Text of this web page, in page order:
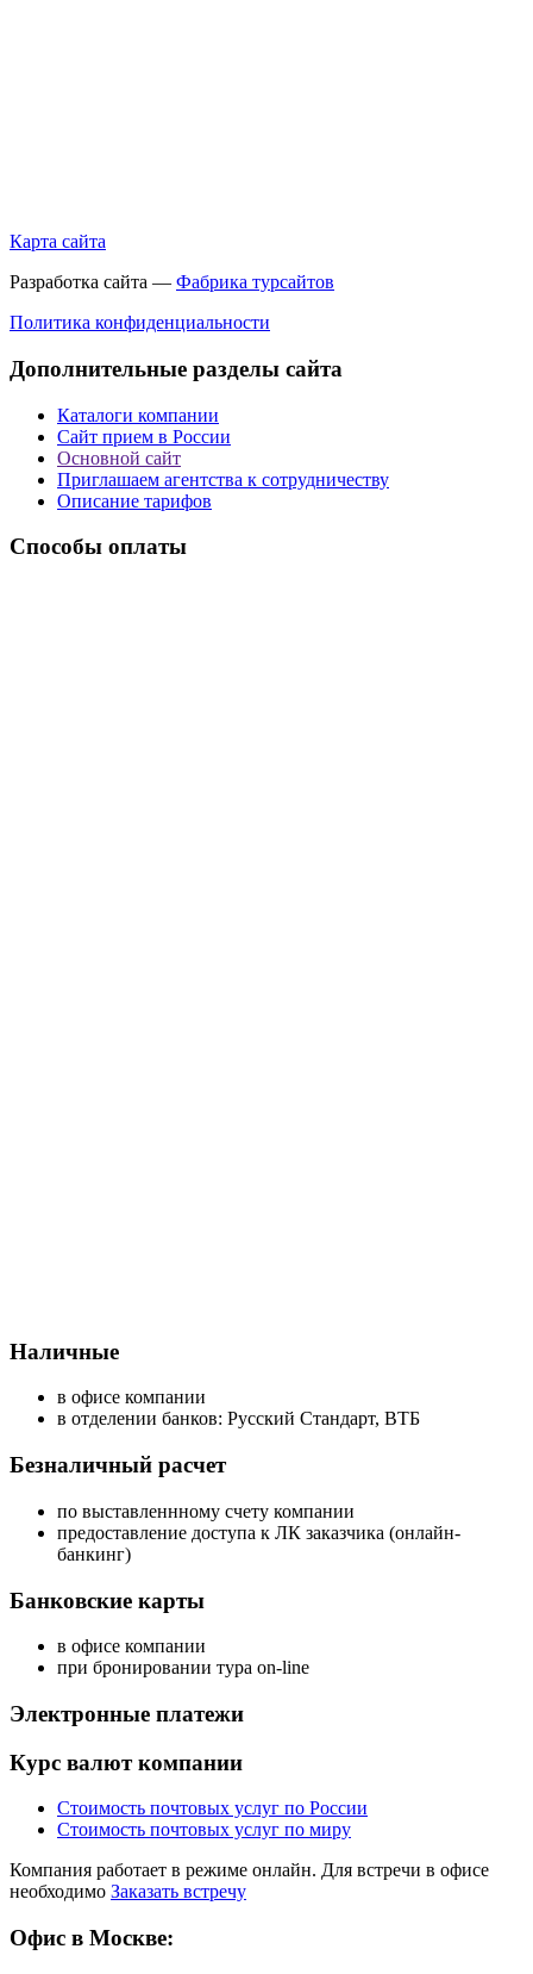
Карта сайта
Разработка сайта — Фабрика турсайтов
Политика конфиденциальности
Дополнительные разделы сайта
Каталоги компании
Сайт прием в России
Основной сайт
Приглашаем агентства к сотрудничеству
Описание тарифов
Способы оплаты
Наличные
в офисе компании
в отделении банков: Русский Стандарт, ВТБ
Безналичный расчет
по выставленнному счету компании
предоставление доступа к ЛК заказчика (онлайн-
банкинг)
Банковские карты
в офисе компании
при бронировании тура on-line
Электронные платежи
Курс валют компании
Стоимость почтовых услуг по России
Стоимость почтовых услуг по миру
Компания работает в режиме онлайн. Для встречи в офисе
необходимо Заказать встречу
Офис в Москве: